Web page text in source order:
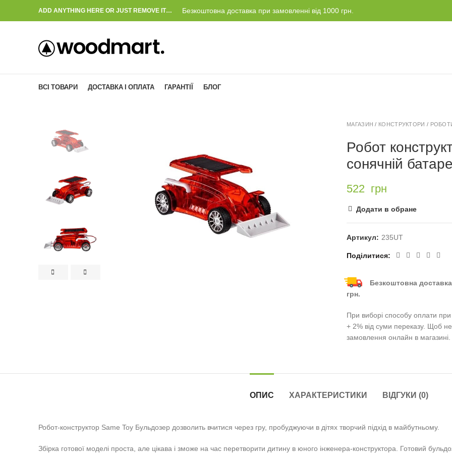
ADD ANYTHING HERE OR JUST REMOVE IT… Безкоштовна доставка при замовленні від 1000 грн.
ВСІ ТОВАРИ ДОСТАВКА І ОПЛАТА ГАРАНТІЇ БЛОГ
МАГАЗИН / КОНСТРУКТОРИ /
Робот
сонячній
522 грн
Додати в обране
Артикул: 235UT
Поділитися
Безкоштовна
грн.
При виборі способу оплати
+ 2% від суми переказу. Щоб
замовлення онлайн в магазині.
ОПИС ХАРАКТЕРИСТИКИ ВІДГУКИ (0)
Робот-конструктор Same Toy Бульдозер дозволить вчитися через гру, пробуджуючи в дітях творчий підхід в майбутньому.
Збірка готової моделі проста, але цікава і зможе на час перетворити дитину в юного інженера-конструктора. Готовий